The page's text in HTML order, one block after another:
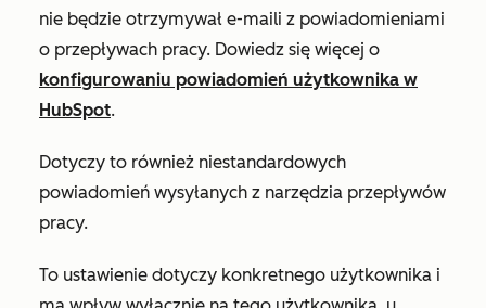
nie będzie otrzymywał e-maili z powiadomieniami
o przepływach pracy. Dowiedz się więcej o
konfigurowaniu powiadomień użytkownika w
HubSpot.
Dotyczy to również niestandardowych
powiadomień wysyłanych z narzędzia przepływów
pracy.
To ustawienie dotyczy konkretnego użytkownika i